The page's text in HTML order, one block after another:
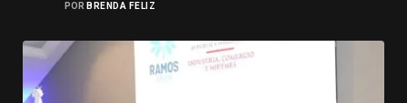
POR BRENDA FELIZ